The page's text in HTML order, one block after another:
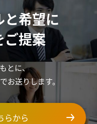
希望に
ご提案
とに、
お送りします。
らから